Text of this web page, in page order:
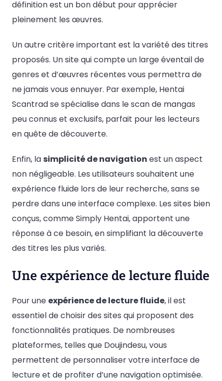
définition est un bon début pour apprécier
pleinement les œuvres.
Un autre critère important est la variété des titres
proposés. Un site qui compte un large éventail de
genres et d’œuvres récentes vous permettra de
ne jamais vous ennuyer. Par exemple, Hentai
Scantrad se spécialise dans le scan de mangas
peu connus et exclusifs, parfait pour les lecteurs
en quête de découverte.
Enfin, la simplicité de navigation est un aspect
non négligeable. Les utilisateurs souhaitent une
expérience fluide lors de leur recherche, sans se
perdre dans une interface complexe. Les sites bien
conçus, comme Simply Hentai, apportent une
réponse à ce besoin, en simplifiant la découverte
des titres les plus variés.
Une expérience de lecture fluide
Pour une expérience de lecture fluide, il est
essentiel de choisir des sites qui proposent des
fonctionnalités pratiques. De nombreuses
plateformes, telles que Doujindesu, vous
permettent de personnaliser votre interface de
lecture et de profiter d’une navigation optimisée.